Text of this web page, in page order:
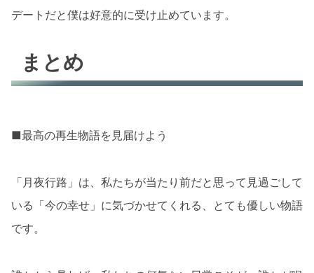
デートだと僕は好意的に受け止めています。
まとめ
■最高の再生物語を見届けよう
「月夜行路」は、私たちが当たり前だと思って見過ごして
いる「今の幸せ」に気づかせてくれる、とても優しい物語
です。